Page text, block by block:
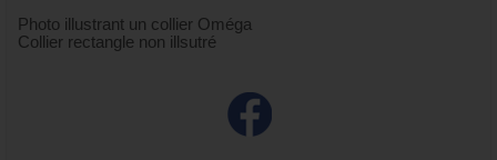
Photo illustrant un collier Oméga
Collier rectangle non illsutré